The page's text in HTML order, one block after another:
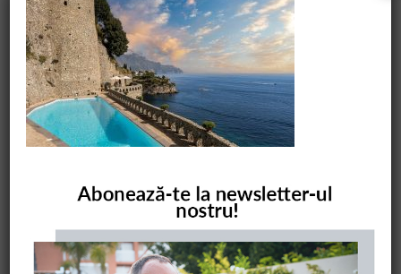
CAUTARE
COMANDĂ CARTEA NOASTRĂ